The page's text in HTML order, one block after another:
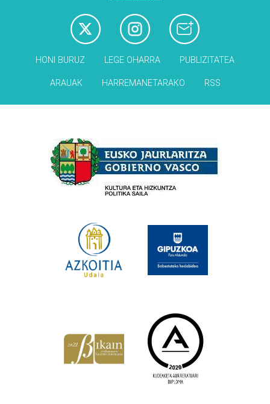
HONI BURUZ LEGE OHARRA PUBLIZITATEA
ARAUAK HARREMANETARAKO RSS